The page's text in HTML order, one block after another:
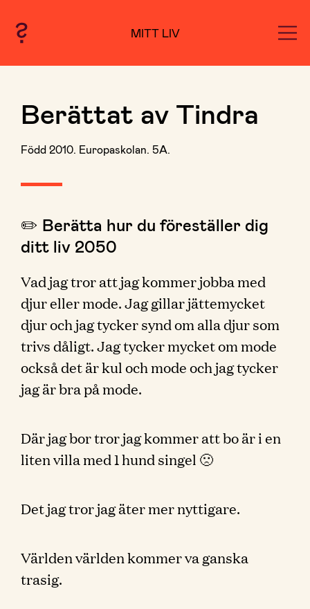
MITT LIV
Berättat av Tindra
Född 2010. Europaskolan. 5A.
✏️ Berätta hur du föreställer dig
ditt liv 2050
Vad jag tror att jag kommer jobba med
djur eller mode. Jag gillar jättemycket
djur och jag tycker synd om alla djur som
trivs dåligt. Jag tycker mycket om mode
också det är kul och mode och jag tycker
jag är bra på mode.
Där jag bor tror jag kommer att bo är i en
liten villa med 1 hund singel 🙁
Det jag tror jag äter mer nyttigare.
Världen världen kommer va ganska
trasig.